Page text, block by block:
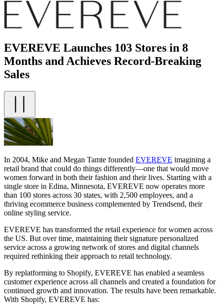
EVEREVE Launches 103 Stores in 8
Months and Achieves Record-Breaking
Sales
In 2004, Mike and Megan Tamte founded EVEREVE imagining a
retail brand that could do things differently—one that would move
women forward in both their fashion and their lives. Starting with a
single store in Edina, Minnesota, EVEREVE now operates more
than 100 stores across 30 states, with 2,500 employees, and a
thriving ecommerce business complemented by Trendsend, their
online styling service.
EVEREVE has transformed the retail experience for women across
the US. But over time, maintaining their signature personalized
service across a growing network of stores and digital channels
required rethinking their approach to retail technology.
By replatforming to Shopify, EVEREVE has enabled a seamless
customer experience across all channels and created a foundation for
continued growth and innovation. The results have been remarkable.
With Shopify, EVEREVE has: